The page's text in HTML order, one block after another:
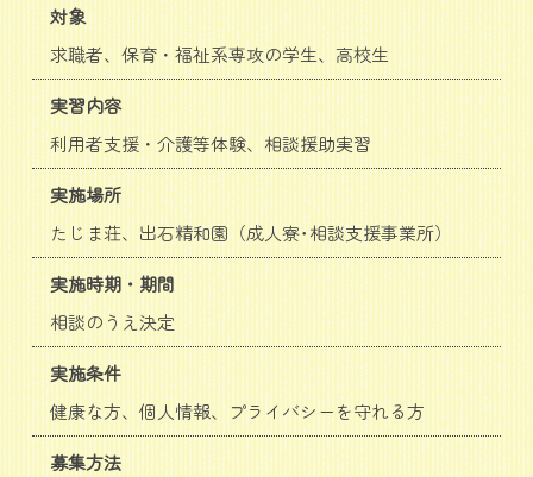
対象
求職者、保育・福祉系専攻の学生、高校生
実習内容
利用者支援・介護等体験、相談援助実習
実施場所
たじま荘、出石精和園（成人寮･相談支援事業所）
実施時期・期間
相談のうえ決定
実施条件
健康な方、個人情報、プライバシーを守れる方
募集方法